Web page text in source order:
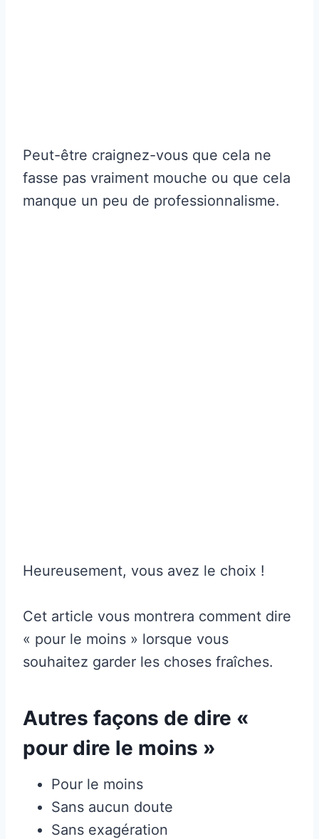
Peut-être craignez-vous que cela ne
fasse pas vraiment mouche ou que cela
manque un peu de professionnalisme.
Heureusement, vous avez le choix !
Cet article vous montrera comment dire
« pour le moins » lorsque vous
souhaitez garder les choses fraîches.
Autres façons de dire «
pour dire le moins »
Pour le moins
Sans aucun doute
Sans exagération